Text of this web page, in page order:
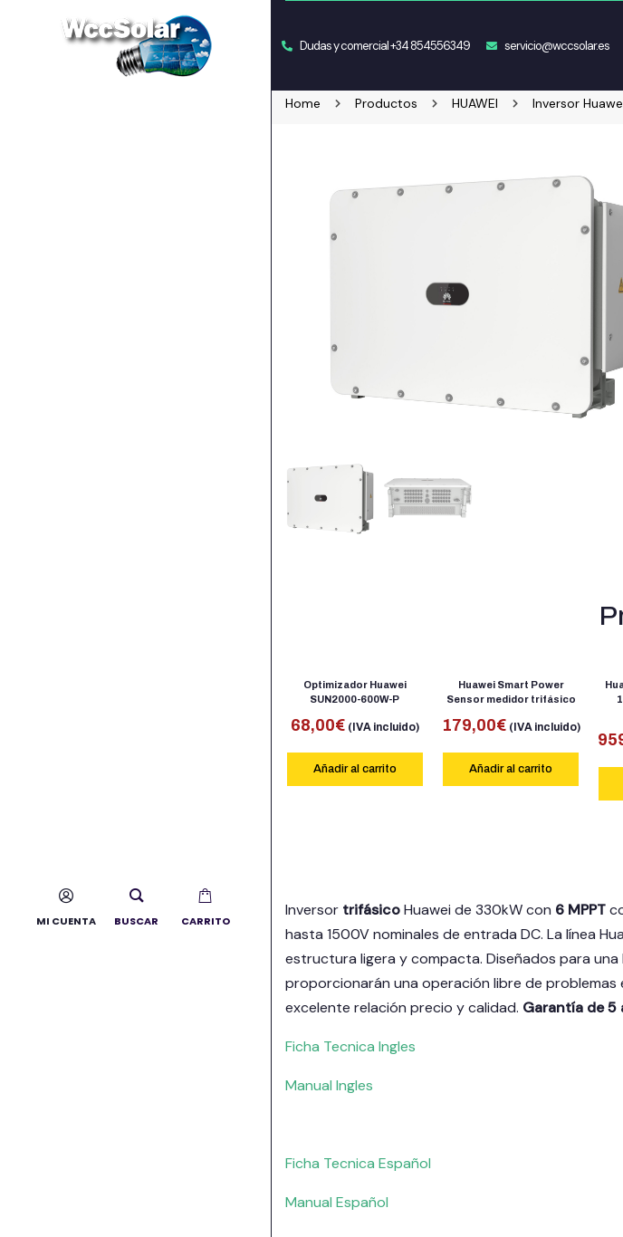
MI CUENTA BUSCAR CARRITO
Dudas y comercial +34 854556349 servicio@wccsolar.es
Home Productos HUAWEI Inversor
Optimizador Huawei
SUN2000-600W-P
68,00€ (IVA incluido)
Añadir al carrito
Huawei Smart Power
Sensor medidor trifásico
179,00€ (IVA incluido)
Añadir al carrito
Inversor trifásicoHuawei de 330kW con 6 MPPT
hasta 1500V nominales de entrada DC. La línea
estructura ligera y compacta. Diseñados para una
proporcionarán una operación libre de
excelente relación precio y calidad. Garantía de 5
Ficha Tecnica Ingles
Manual Ingles
Ficha Tecnica Español
Manual Español